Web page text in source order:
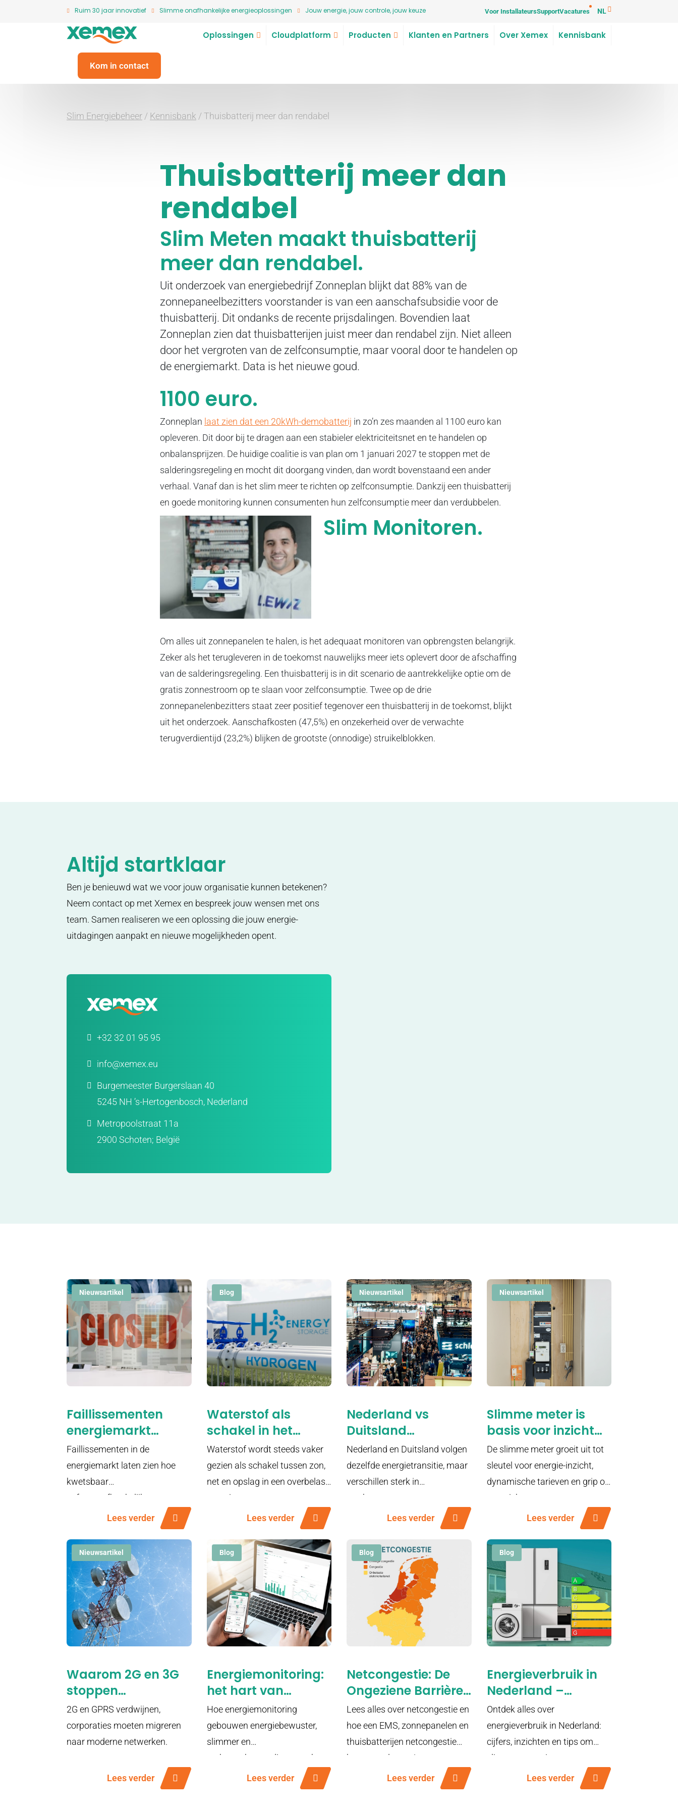
Ruim 30 jaar innovatief Slimme onafhankelijke energieoplossingen Jouw energie, jouw controle, jouw keuze Voor InstallateursSupportVacatures NL
Oplossingen Cloudplatform Producten Klanten en Partners Over Xemex Kennisbank
Kom in contact
Slim Energiebeheer / Kennisbank /Thuisbatterij meer dan rendabel
Thuisbatterij meer dan
rendabel
Slim Meten maakt thuisbatterij
meer dan rendabel.
Uit onderzoek van energiebedrijf Zonneplan blijkt dat 88% van de
zonnepaneelbezitters voorstander is van een aanschafsubsidie voor de
thuisbatterij. Dit ondanks de recente prijsdalingen. Bovendien laat
Zonneplan zien dat thuisbatterijen juist meer dan rendabel zijn. Niet alleen
door het vergroten van de zelfconsumptie, maar vooral door te handelen op
de energiemarkt. Data is het nieuwe goud.
1100 euro.
Zonneplan laat zien dat een 20kWh-demobatterij in zo’n zes maanden al 1100 euro kan
opleveren. Dit door bij te dragen aan een stabieler elektriciteitsnet en te handelen op
onbalansprijzen. De huidige coalitie is van plan om 1 januari 2027 te stoppen met de
salderingsregeling en mocht dit doorgang vinden, dan wordt bovenstaand een ander
verhaal. Vanaf dan is het slim meer te richten op zelfconsumptie. Dankzij een thuisbatterij
en goede monitoring kunnen consumenten hun zelfconsumptie meer dan verdubbelen.
Slim Monitoren.
Om alles uit zonnepanelen te halen, is het adequaat monitoren van opbrengsten belangrijk.
Zeker als het terugleveren in de toekomst nauwelijks meer iets oplevert door de afschaffing
van de salderingsregeling. Een thuisbatterij is in dit scenario de aantrekkelijke optie om de
gratis zonnestroom op te slaan voor zelfconsumptie. Twee op de drie
zonnepanelenbezitters staat zeer positief tegenover een thuisbatterij in de toekomst, blijkt
uit het onderzoek. Aanschafkosten (47,5%) en onzekerheid over de verwachte
terugverdientijd (23,2%) blijken de grootste (onnodige) struikelblokken.
Altijd startklaar
Ben je benieuwd wat we voor jouw organisatie kunnen betekenen?
Neem contact op met Xemex en bespreek jouw wensen met ons
team. Samen realiseren we een oplossing die jouw energie-
uitdagingen aanpakt en nieuwe mogelijkheden opent.
+32 32 01 95 95
info@xemex.eu
Burgemeester Burgerslaan 40
5245 NH ’s-Hertogenbosch, Nederland
Metropoolstraat 11a
2900 Schoten; België
Nieuwsartikel
Faillissementen
energiemarkt
leggen groot
probleem bloot
Faillissementen in de
energiemarkt laten zien hoe
kwetsbaar
softwareafhankelijke
energieoplossingen worden in
een snel veranderende sector.
Lees verder
Blog
Waterstof als
schakel in het
nieuwe
energiesysteem
Waterstof wordt steeds vaker
gezien als schakel tussen zon,
net en opslag in een overbelast
energiesysteem.
Lees verder
Nieuwsartikel
Nederland vs
Duitsland
energiemarkten,
twee snelheden in
de energietransitie
Nederland en Duitsland volgen
dezelfde energietransitie, maar
verschillen sterk in
marktstructuur, tempo en
technologische keuzes.
Lees verder
Nieuwsartikel
Slimme meter is
basis voor inzicht
en flexibiliteit
De slimme meter groeit uit tot
sleutel voor energie-inzicht,
dynamische tarieven en grip op
energiekosten.
Lees verder
Nieuwsartikel
Waarom 2G en 3G
stoppen
woningcorporaties
raakt
2G en GPRS verdwijnen,
corporaties moeten migreren
naar moderne netwerken.
Lees verder
Blog
Energiemonitoring:
het hart van
energietransitie
Hoe energiemonitoring
gebouwen energiebewuster,
slimmer en
toekomstbestendiger maakt.
Lees verder
Blog
Netcongestie: De
Ongeziene Barrière
van de
Energietransitie
Lees alles over netcongestie en
hoe een EMS, zonnepanelen en
thuisbatterijen netcongestie
kunnen oplossen!
Lees verder
Blog
Energieverbruik in
Nederland –
Berekenen & Slim
Besparen met EMS
Ontdek alles over
energieverbruik in Nederland:
cijfers, inzichten en tips om
slim met energie om te gaan.
Lees verder